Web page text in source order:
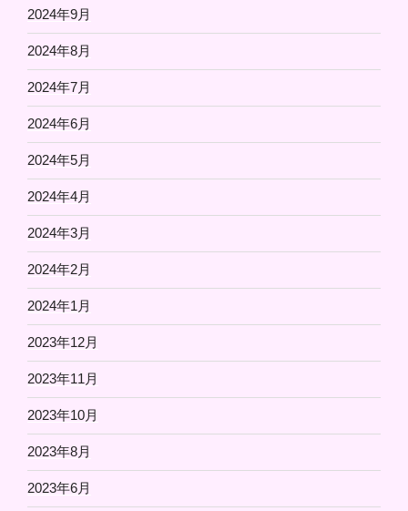
2024年9月
2024年8月
2024年7月
2024年6月
2024年5月
2024年4月
2024年3月
2024年2月
2024年1月
2023年12月
2023年11月
2023年10月
2023年8月
2023年6月